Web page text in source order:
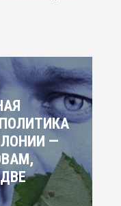
—